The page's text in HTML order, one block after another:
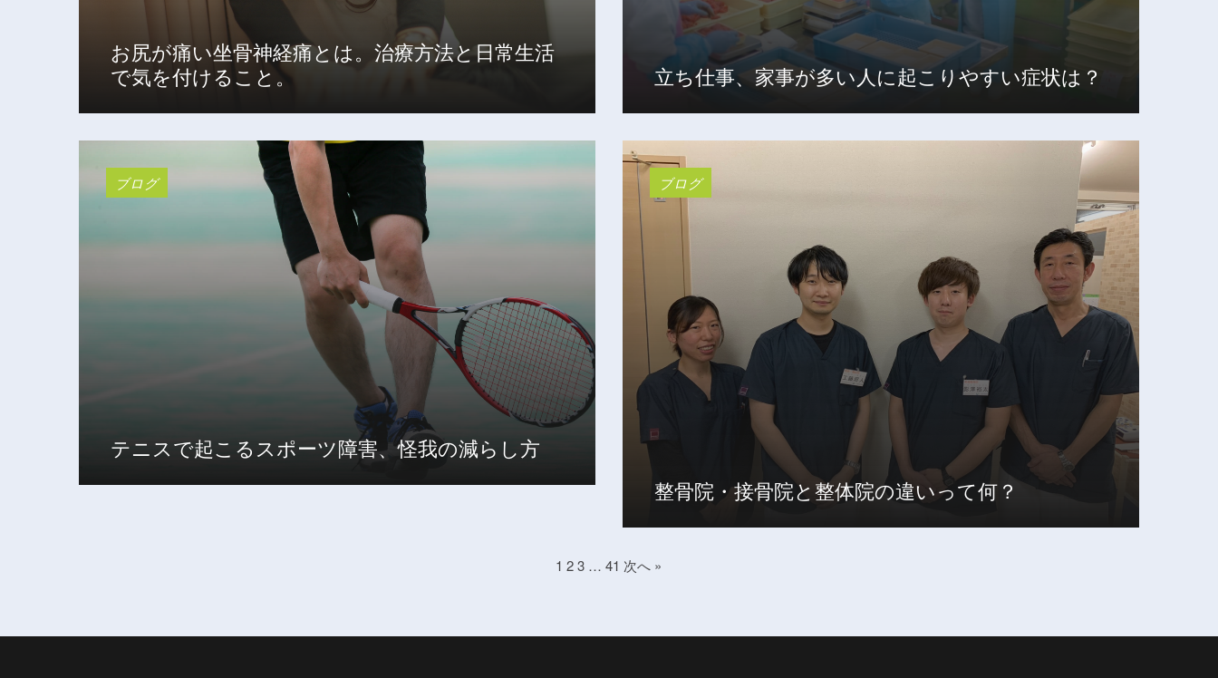
お尻が痛い坐骨神経痛とは。治療方法と日常生活
で気を付けること。
立ち仕事、家事が多い人に起こりやすい症状は？
ブログ
テニスで起こるスポーツ障害、怪我の減らし方
ブログ
整骨院・接骨院と整体院の違いって何？
1 2 3 … 41 次へ »